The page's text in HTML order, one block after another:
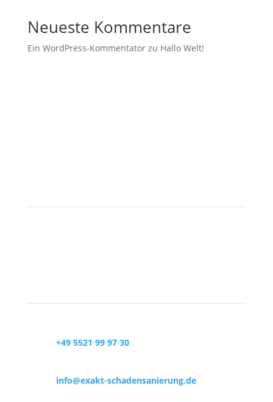
Neueste Kommentare
Ein WordPress-Kommentatorzu Hallo Welt!
+49 5521 99 97 30
info@exakt-schadensanierung.de